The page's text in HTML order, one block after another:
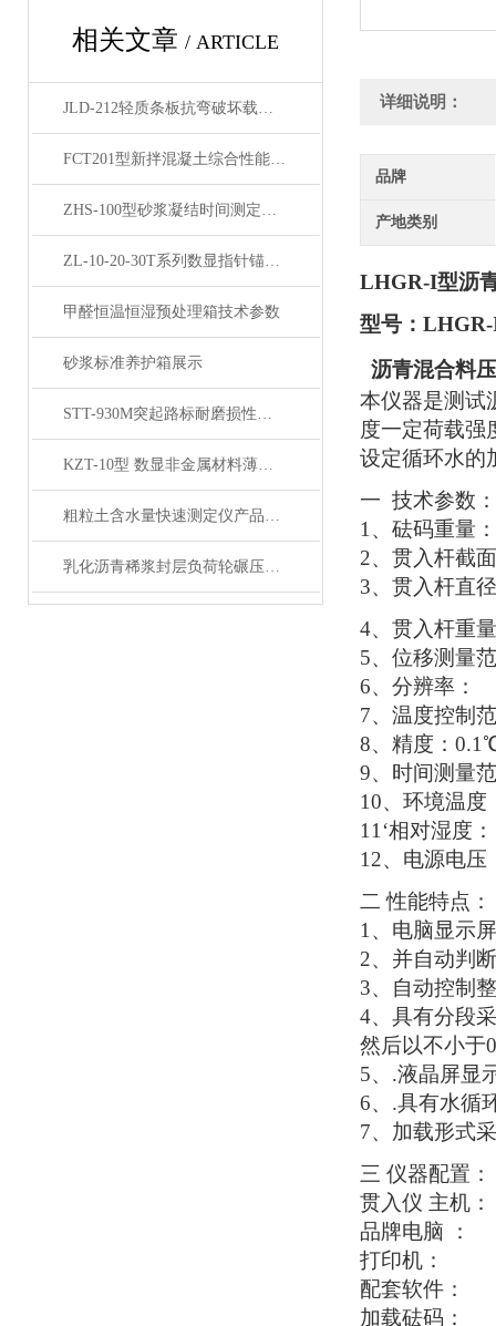
相关文章 / ARTICLE
JLD-212轻质条板抗弯破坏载荷试验装置 产品展示
FCT201型新拌混凝土综合性能测试仪技术参数
ZHS-100型砂浆凝结时间测定仪内容介绍
ZL-10-20-30T系列数显指针锚杆拉拔仪产品展示
甲醛恒温恒湿预处理箱技术参数
砂浆标准养护箱展示
STT-930M突起路标耐磨损性能试验仪产品展示
KZT-10型 数显非金属材料薄板抗折试验机产品展示
粗粒土含水量快速测定仪产品展示
乳化沥青稀浆封层负荷轮碾压试验仪产品展示
详细说明：
品牌
产地类别
LHGR-I型沥
型号： LHGR-
沥青混合料
本仪器是测试
度一定荷载强
设定循环水的
一 技术参数：
1、砝码重量
2、贯入杆截
3、贯入杆直
4、贯入杆重
5、位移测量
6、分辨率：
7、温度控制
8、精度：
9、时间测量
10、环境温
11‘相对湿度
12、电源电压
二 性能特点：
1、电脑显示
2、并自动判
3、自动控制
4、具有分段
然后以不小于
5、.液晶屏显
6、.具有水循
7、加载形式
三 仪器配置：
贯入仪 主机
品牌电脑
打印机：
配套软件：
加载砝码：